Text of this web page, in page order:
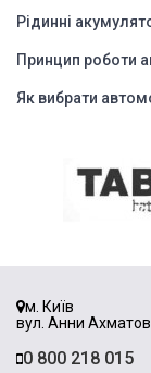
Рідинні
Принцип роботи
Як вибрати
м. Київ
вул. Анни
0 800 218 015